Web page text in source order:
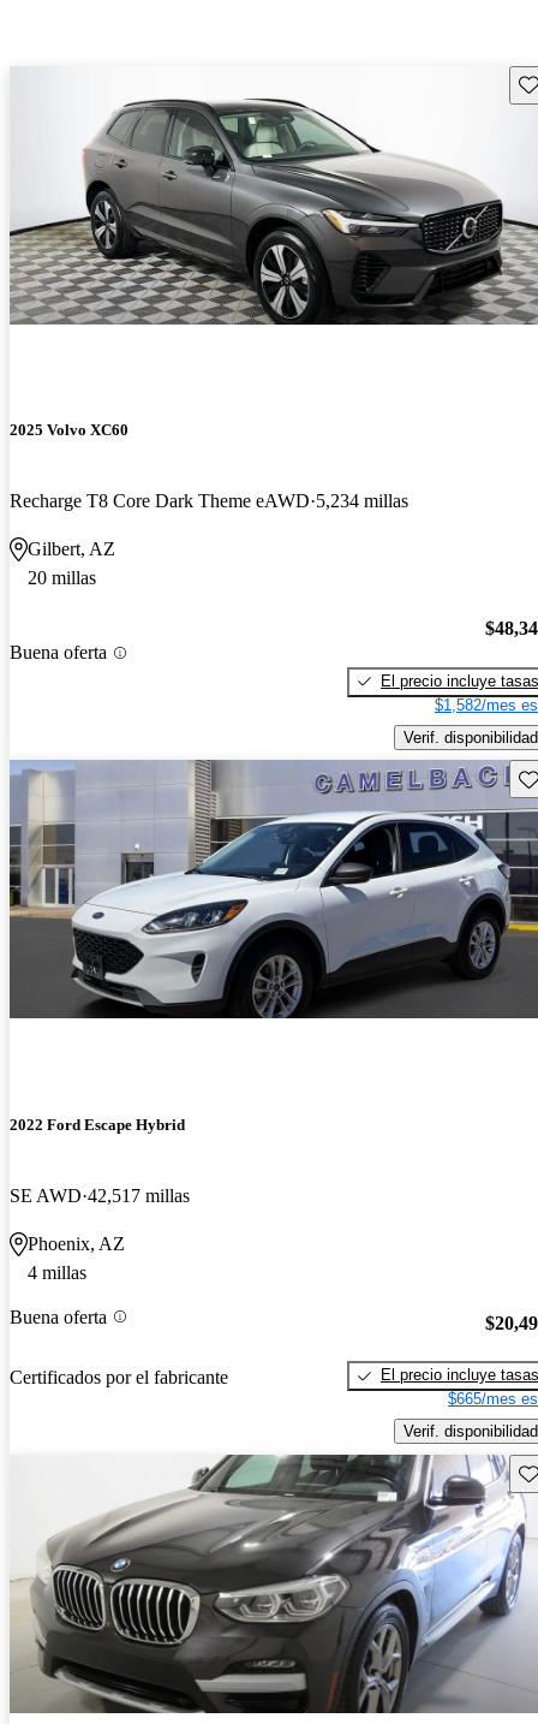
2025 Volvo XC60
Recharge T8 Core Dark Theme eAWD 5,234 millas
Gilbert, AZ
20 millas
Buena oferta
El precio incluye tasas
$1,582/mes
Verif. disponibilidad
2022 Ford Escape Hybrid
SE AWD 42,517 millas
Phoenix, AZ
4 millas
Buena oferta
Certificados por el fabricante
El precio incluye tasas
$665/mes
Verif. disponibilidad